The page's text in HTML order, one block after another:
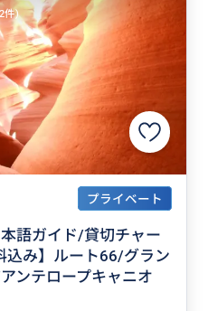
プライベート
語ガイド/貸切チャー
み】ルート66/グラン
ンテロープキャニオ
件)